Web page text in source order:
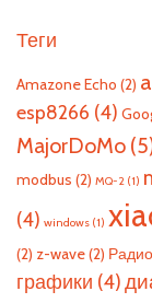
Теги
Amazone Echo (2)
esp8266 (4)
MajorDoMo
modbus (2) MQ-2 (1)
(4) windows (1)
(2) z-wave(2) Радио
графики (4)